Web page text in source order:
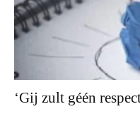
‘Gij zult géén